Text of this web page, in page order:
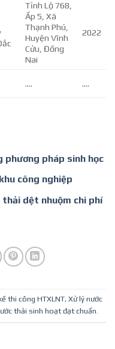
Tỉnh Lộ 768,
Ấp 5, Xã
Thạnh Phú,
Huyện Vĩnh
Cửu, Đồng
Nai
2022
…. ….
phương pháp sinh học
công nghiệp
dệt nhuộm chi phí
thi công HTXLNT, Xử lý nước
thải sinh hoạt đạt chuẩn.